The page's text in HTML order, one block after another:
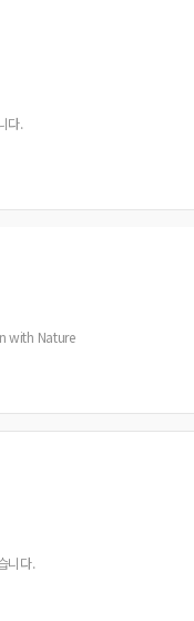
다.
with Nature
니다.